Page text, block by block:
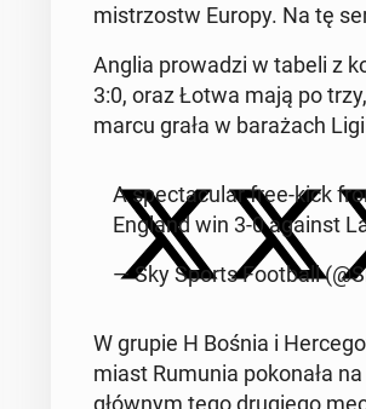
mis­tr­zostw Europy. Na tę
Anglia prowadzi w tabeli z
3:0, oraz Łotwa mają po
marcu grała w barażach
A spec­tac­u­lar free-kick
England win 3-0 against
— Sky Sports Foot­ball
W grupie H Bośnia i
mi­ast Rumunia pokon­ała
głównym tego drugiego